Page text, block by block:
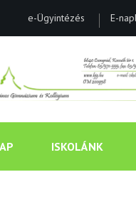
e-Ügyintézés E-
ISKOLÁNK